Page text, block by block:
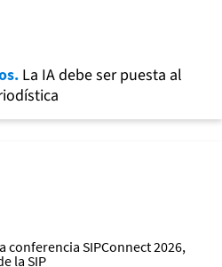
La IA debe ser puesta al